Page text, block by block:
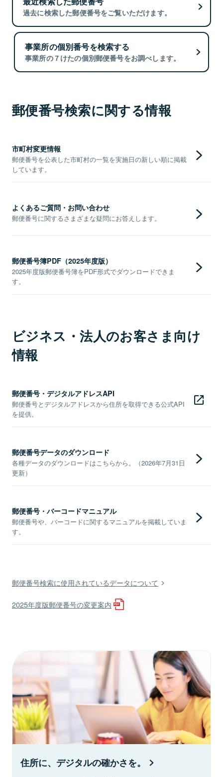
過去に検索した郵便番号をご覧いただけます。
事業所の個別番号を検索する
事業所の７けたの個別郵便番号をお調べします。
郵便番号検索に関する情報
市町村変更情報
郵便番号を公表した市町村の一覧を実施日の新しい順に掲載
しています。
よくあるご質問・お問い合わせ
郵便番号に関するさまざまな疑問にお答えします。
郵便番号簿PDF（2025年度版）
2025年度版郵便番号簿をPDF形式でダウンロードできま
す。
ビジネス・法人のお客さま向け
情報
郵便番号・デジタルアドレスAPI
郵便番号とデジタルアドレスから住所を取得できる公式API
を提供。
郵便番号データのダウンロード
各種データのダウンロードはこちらから。（2026年7月31日
更新）
郵便番号・バーコードマニュアル
郵便番号や、バーコードに関するマニュアルを掲載していま
す。
郵便番号検索に使用されているデータについて
2025年度版郵便番号の変更案内
住所に、デジタルの確かさを。